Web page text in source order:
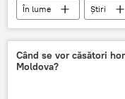
În lume Știri
Germania
detalii
socant
sa faca
Când se vor căsători
Moldova?